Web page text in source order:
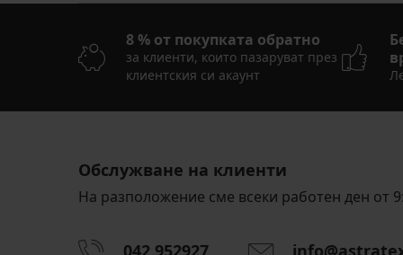
8 % от покупката обратно
за клиенти, които пазаруват през
клиентския си акаунт
Обслужване на клиенти
На разположение сме всеки работен ден от